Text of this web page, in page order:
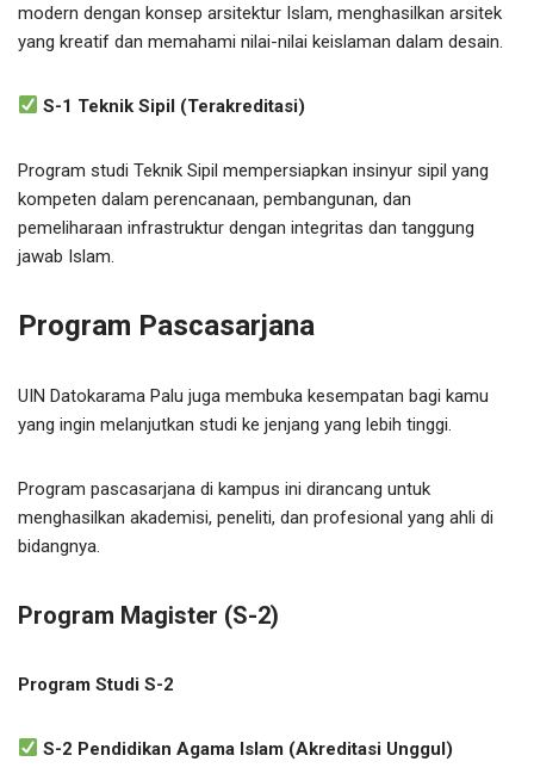
modern dengan konsep arsitektur Islam, menghasilkan arsitek
yang kreatif dan memahami nilai-nilai keislaman dalam desain.
S-1 Teknik Sipil (Terakreditasi)
Program studi Teknik Sipil mempersiapkan insinyur sipil yang
kompeten dalam perencanaan, pembangunan, dan
pemeliharaan infrastruktur dengan integritas dan tanggung
jawab Islam.
Program Pascasarjana
UIN Datokarama Palu juga membuka kesempatan bagi kamu
yang ingin melanjutkan studi ke jenjang yang lebih tinggi.
Program pascasarjana di kampus ini dirancang untuk
menghasilkan akademisi, peneliti, dan profesional yang ahli di
bidangnya.
Program Magister (S-2)
Program Studi S-2
S-2 Pendidikan Agama Islam (Akreditasi Unggul)